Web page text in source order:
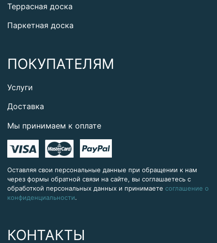
Террасная доска
Паркетная доска
ПОКУПАТЕЛЯМ
Услуги
Доставка
Мы принимаем к оплате
Оставляя свои персональные данные при обращении к нам
через формы обратной связи на сайте, вы соглашаетесь с
обработкой персональных данных и принимаете соглашение о
конфиденциальности.
КОНТАКТЫ